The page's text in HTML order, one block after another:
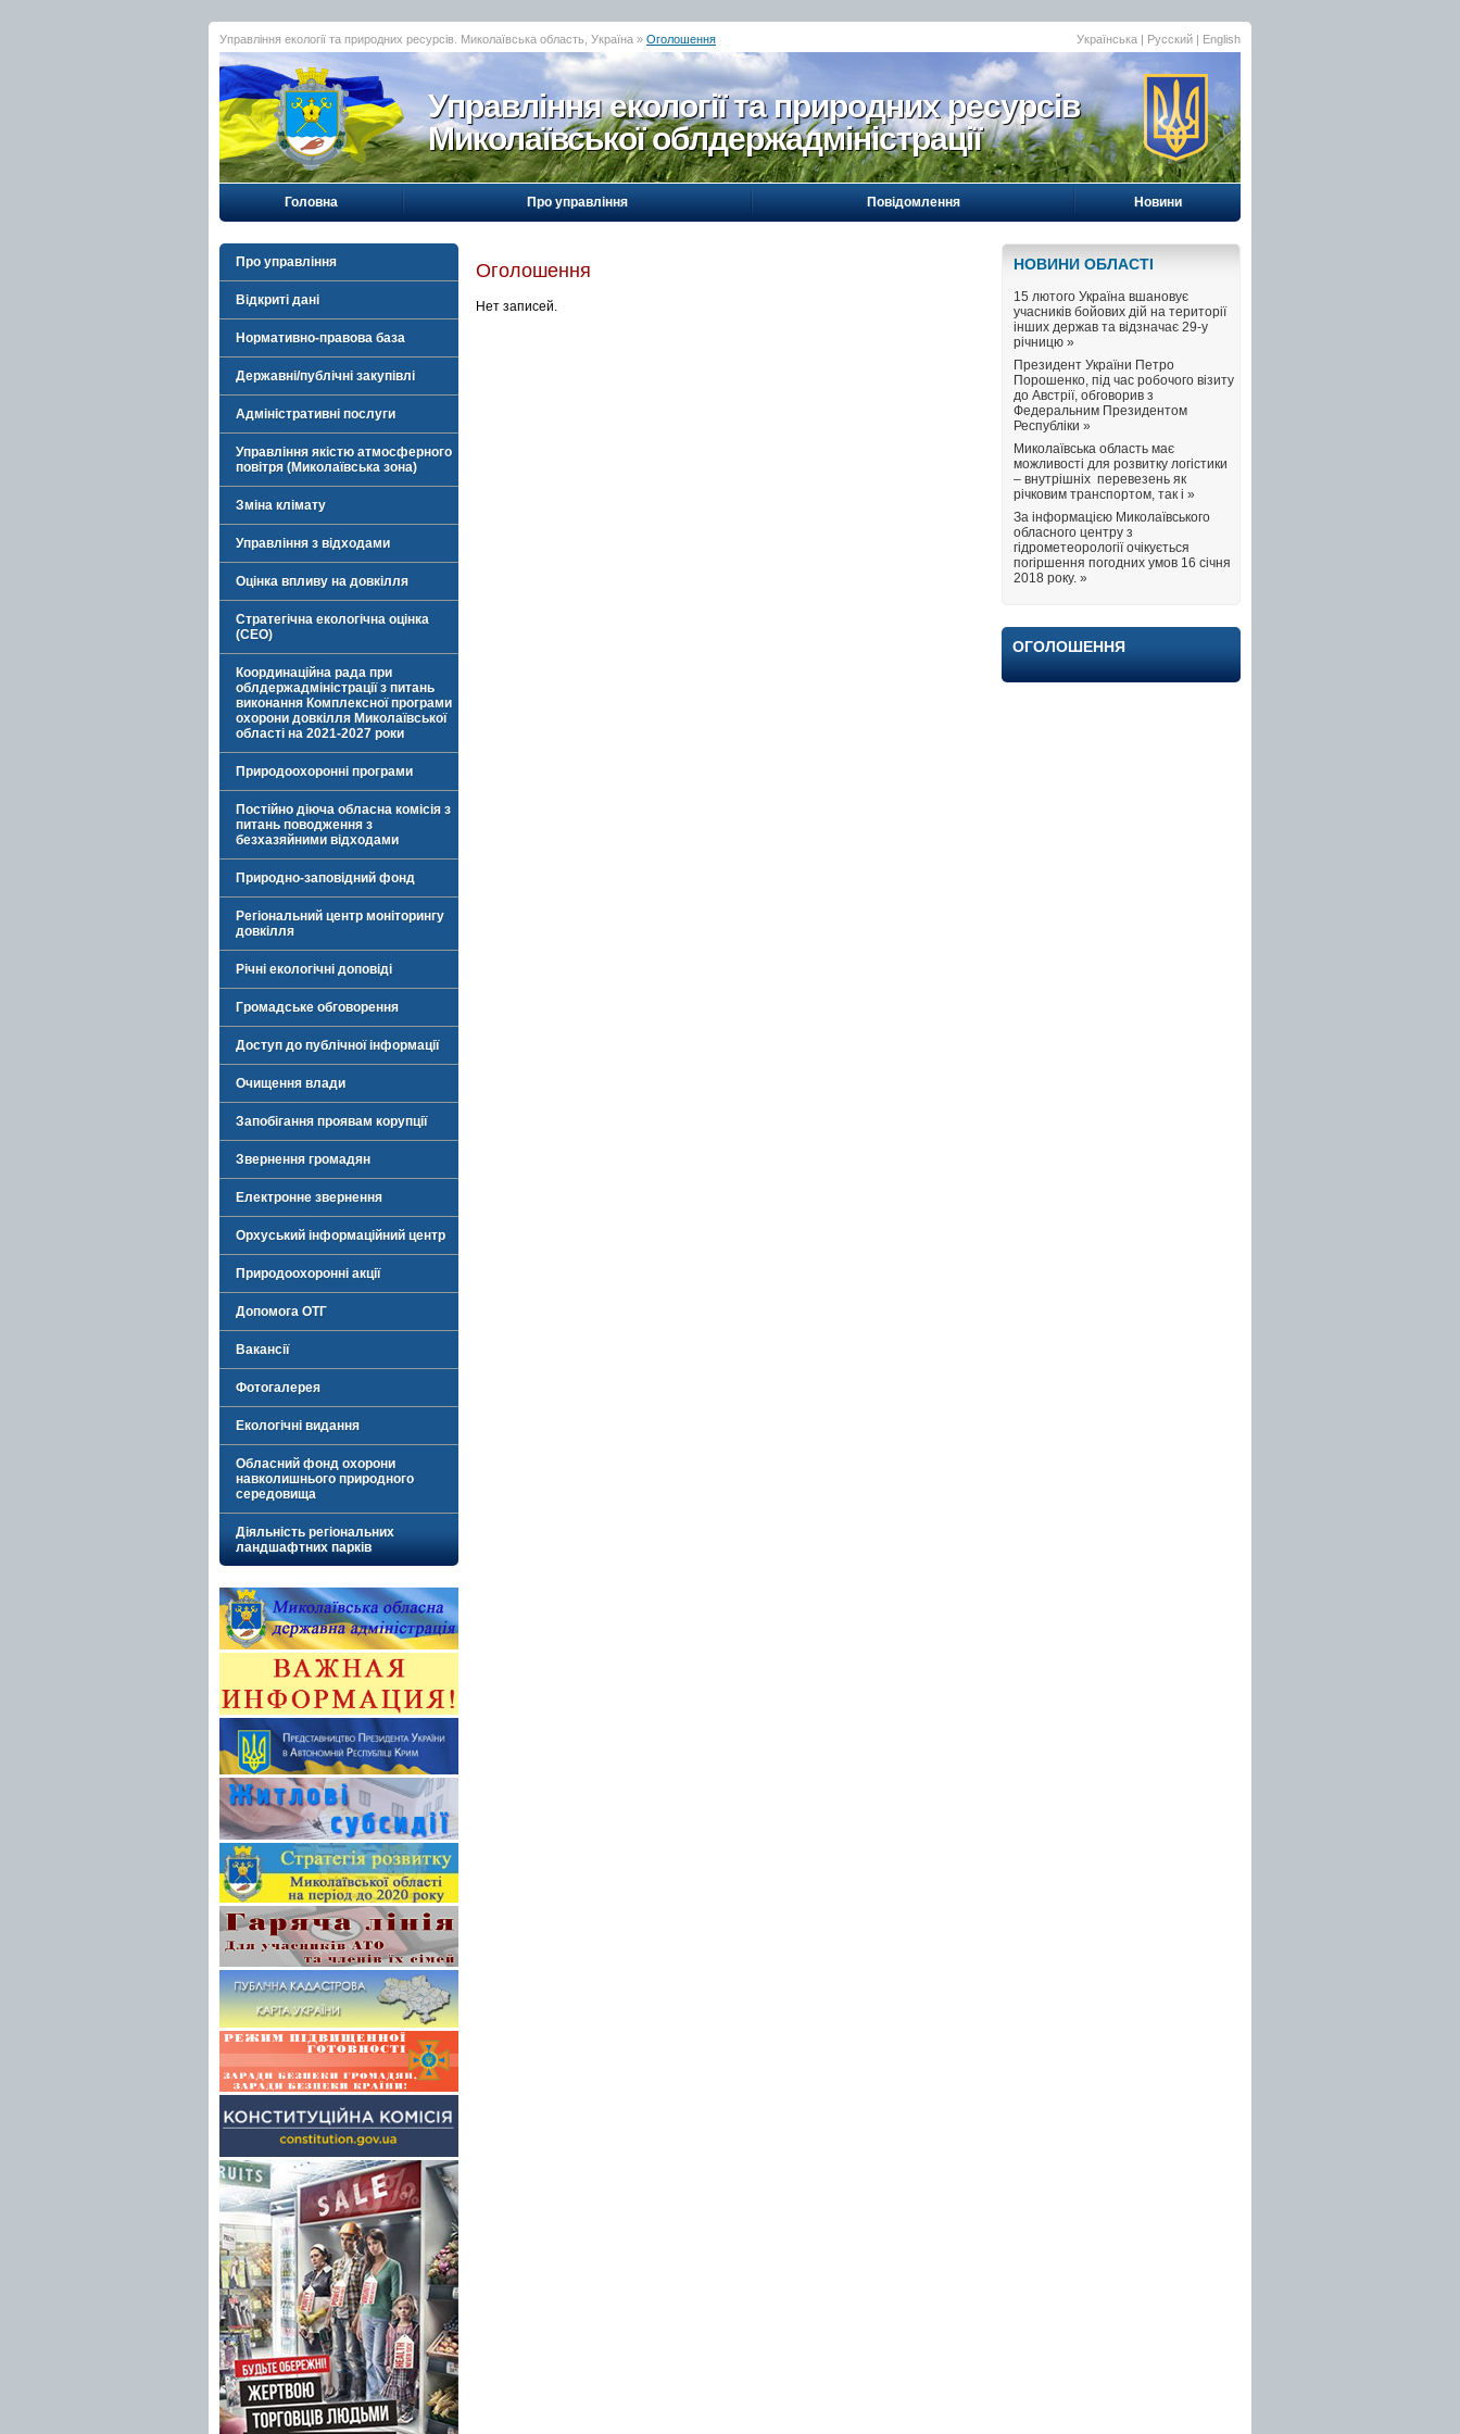
Управління екології та природних ресурсів. Миколаївська область, Україна » Оголошення Українська | Русский | English
Управління екології та природних ресурсів
Миколаївської облдержадміністрації
Головна Про управління Повідомлення Новини
Про управління
Відкриті дані
Нормативно-правова база
Державні/публічні закупівлі
Адміністративні послуги
Управління якістю атмосферного
повітря (Миколаївська зона)
Зміна клімату
Управління з відходами
Оцінка впливу на довкілля
Стратегічна екологічна оцінка
(СЕО)
Координаційна рада при
облдержадміністрації з питань
виконання Комплексної програми
охорони довкілля Миколаївської
області на 2021-2027 роки
Природоохоронні програми
Постійно діюча обласна комісія з
питань поводження з
безхазяйними відходами
Природно-заповідний фонд
Регіональний центр моніторингу
довкілля
Річні екологічні доповіді
Громадське обговорення
Доступ до публічної інформації
Очищення влади
Запобігання проявам корупції
Звернення громадян
Електронне звернення
Орхуський інформаційний центр
Природоохоронні акції
Допомога ОТГ
Вакансії
Фотогалерея
Екологічні видання
Обласний фонд охорони
навколишнього природного
середовища
Діяльність регіональних
ландшафтних парків
Оголошення
Нет записей.
НОВИНИ ОБЛАСТI
15 лютого Україна вшановує
учасників бойових дій на території
інших держав та відзначає 29-у
річницю »
Президент України Петро
Порошенко, під час робочого візиту
до Австрії, обговорив з
Федеральним Президентом
Республіки »
Миколаївська область має
можливості для розвитку логістики
– внутрішніх перевезень як
річковим транспортом, так і »
За інформацією Миколаївського
обласного центру з
гідрометеорології очікується
погіршення погодних умов 16 січня
2018 року. »
ОГОЛОШЕННЯ